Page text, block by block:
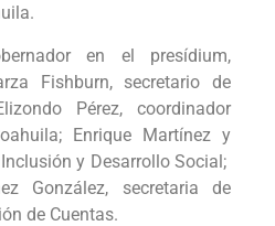
en el presídium,
Fishburn, secretario de
Pérez, coordinador
Enrique Martínez y
y Desarrollo Social;
González, secretaria de
de Cuentas.